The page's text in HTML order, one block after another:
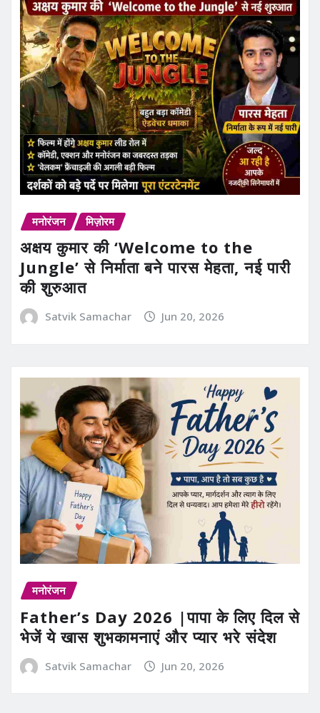
मनोरंजन मिज़ोरम
अक्षय कुमार की ‘Welcome to the
Jungle’ से निर्माता बने पारस मेहता, नई पारी
की शुरुआत
Satvik Samachar Jun 20, 2026
मनोरंजन
Father’s Day 2026 |पापा के लिए दिल से
भेजें ये खास शुभकामनाएं और प्यार भरे संदेश
Satvik Samachar Jun 20, 2026